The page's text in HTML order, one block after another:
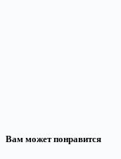
Вам может понравится